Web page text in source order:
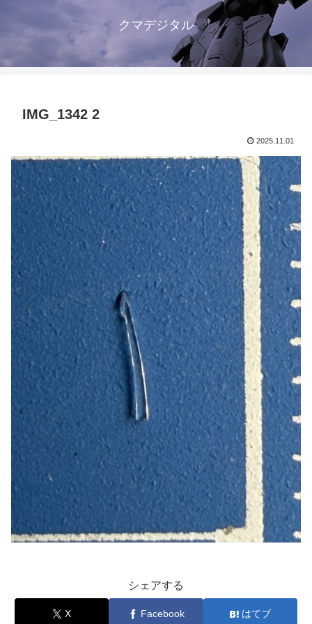
クマデジタル
IMG_1342 2
2025.11.01
シェアする
X Facebook はてブ